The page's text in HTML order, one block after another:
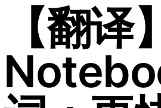
【翻译